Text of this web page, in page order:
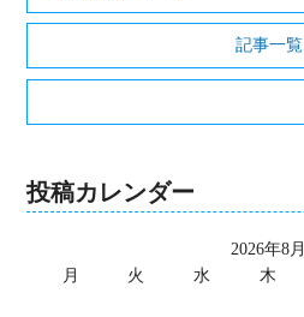
記事一覧
投稿カレンダー
2026年8月
月
火 水 木